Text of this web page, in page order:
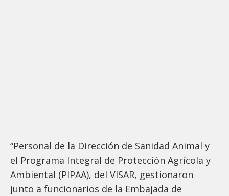
“Personal de la Dirección de Sanidad Animal y
el Programa Integral de Protección Agrícola y
Ambiental (PIPAA), del VISAR, gestionaron
junto a funcionarios de la Embajada de